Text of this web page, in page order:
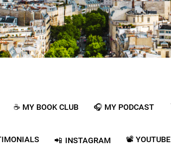
☕ MY BOOK CLUB 🎧 MY PODCAST ​
📲 INSTAGRAM 📽️ YOUTUBE